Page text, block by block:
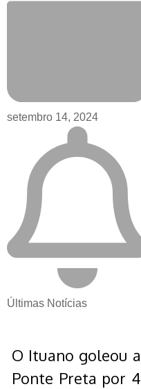
setembro 14, 2024
Últimas Notícias
O Ituano goleou a
Ponte Preta por 4